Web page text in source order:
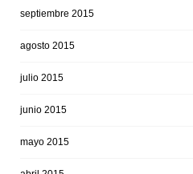
septiembre 2015
agosto 2015
julio 2015
junio 2015
mayo 2015